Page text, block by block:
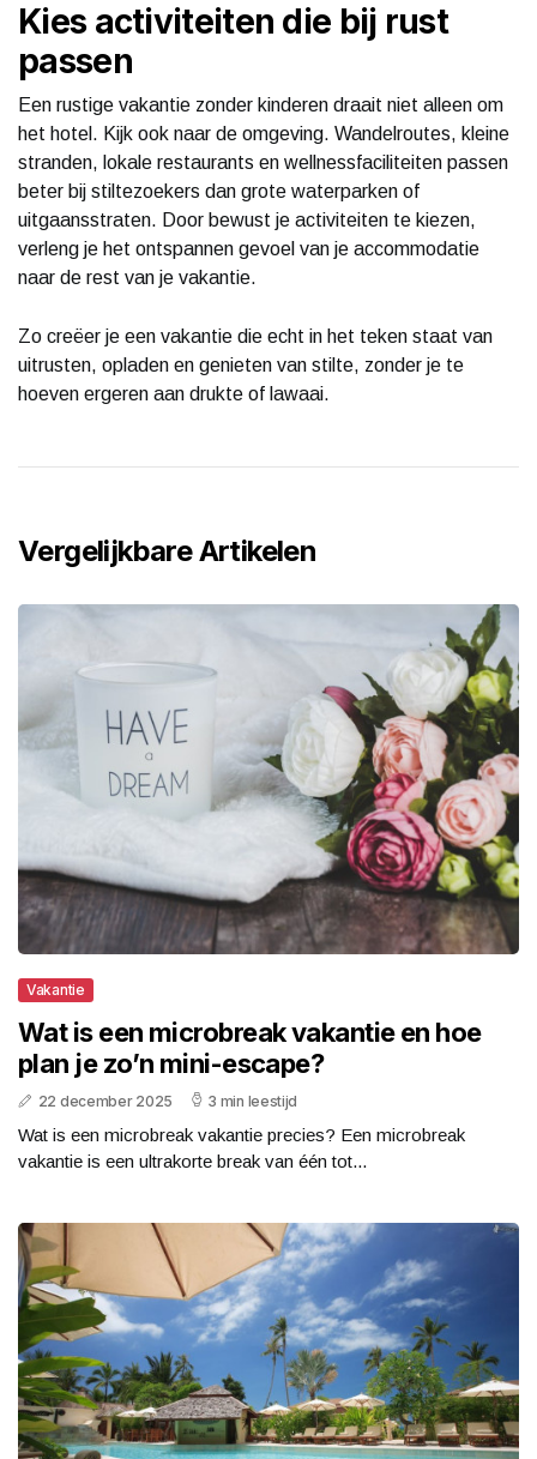
Kies activiteiten die bij rust
passen
Een rustige vakantie zonder kinderen draait niet alleen om
het hotel. Kijk ook naar de omgeving. Wandelroutes, kleine
stranden, lokale restaurants en wellnessfaciliteiten passen
beter bij stiltezoekers dan grote waterparken of
uitgaansstraten. Door bewust je activiteiten te kiezen,
verleng je het ontspannen gevoel van je accommodatie
naar de rest van je vakantie.
Zo creëer je een vakantie die echt in het teken staat van
uitrusten, opladen en genieten van stilte, zonder je te
hoeven ergeren aan drukte of lawaai.
Vergelijkbare Artikelen
Vakantie
Wat is een microbreak vakantie en hoe
plan je zo’n mini-escape?
22 december 2025 3 min leestijd
Wat is een microbreak vakantie precies? Een microbreak
vakantie is een ultrakorte break van één tot...